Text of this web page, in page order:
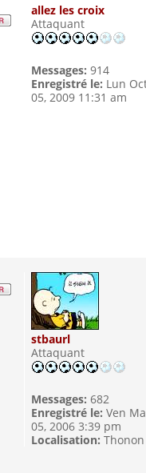
allez les croix
Attaquant
Messages: 914
Enregistré le: Lun
05, 2009 11:31 am
stbaurl
Attaquant
Messages: 682
Enregistré le: Ven
05, 2006 3:39 pm
Localisation: Thonon